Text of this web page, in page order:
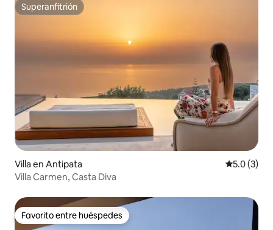
Superanfitrión
Superanfitrión
Villa en Antipata
5.0 (3)
Villa Carmen, Casta Diva
Favorito entre huéspedes
Favorito entre huéspedes